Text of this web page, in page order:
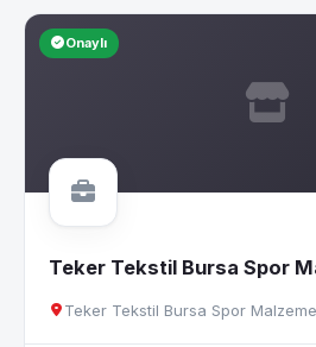
Onaylı
Teker Tekstil Bursa Spor
Teker Tekstil Bursa Spor